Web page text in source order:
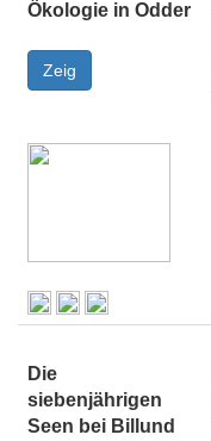
Ökologie in Odder
Die
siebenjährigen
Seen bei Billund